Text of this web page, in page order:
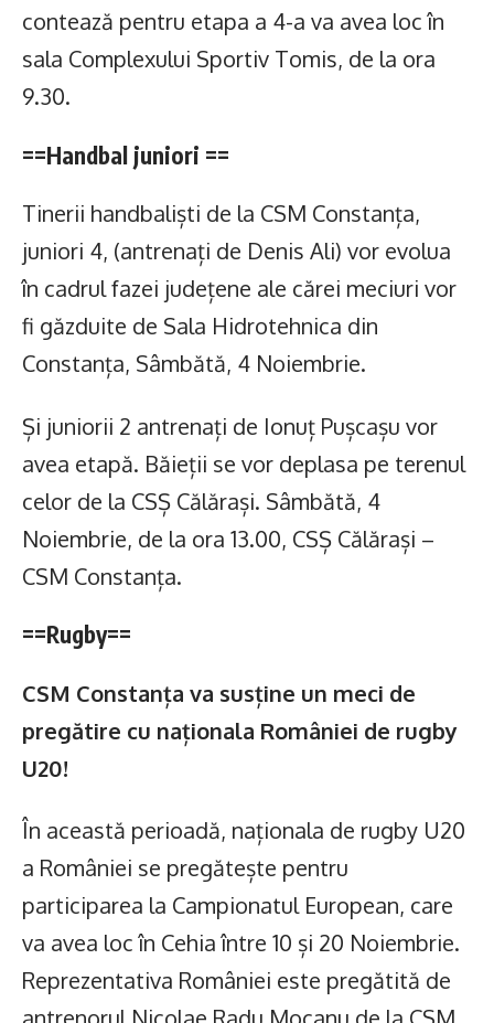
contează pentru etapa a 4-a va avea loc în
sala Complexului Sportiv Tomis, de la ora
9.30.
==Handbal juniori ==
Tinerii handbaliști de la CSM Constanța,
juniori 4, (antrenați de Denis Ali) vor evolua
în cadrul fazei județene ale cărei meciuri vor
fi găzduite de Sala Hidrotehnica din
Constanța, Sâmbătă, 4 Noiembrie.
Și juniorii 2 antrenați de Ionuț Pușcașu vor
avea etapă. Băieții se vor deplasa pe terenul
celor de la CSȘ Călărași. Sâmbătă, 4
Noiembrie, de la ora 13.00, CSȘ Călărași –
CSM Constanța.
==Rugby==
CSM Constanța va susține un meci de
pregătire cu naționala României de rugby
U20!
În această perioadă, naționala de rugby U20
a României se pregătește pentru
participarea la Campionatul European, care
va avea loc în Cehia între 10 și 20 Noiembrie.
Reprezentativa României este pregătită de